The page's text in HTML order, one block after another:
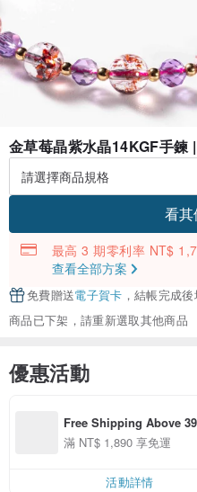
金草莓晶紫水晶14KGF手鍊
看其
最高 3 期零利率 NT$
查看全部方案
免費贈送電子賀卡 ，結帳完成
商品已下架，請重新選取其他商品
優惠活動
Free Shipping Above
滿 NT$ 1,890 享免運
活動詳情